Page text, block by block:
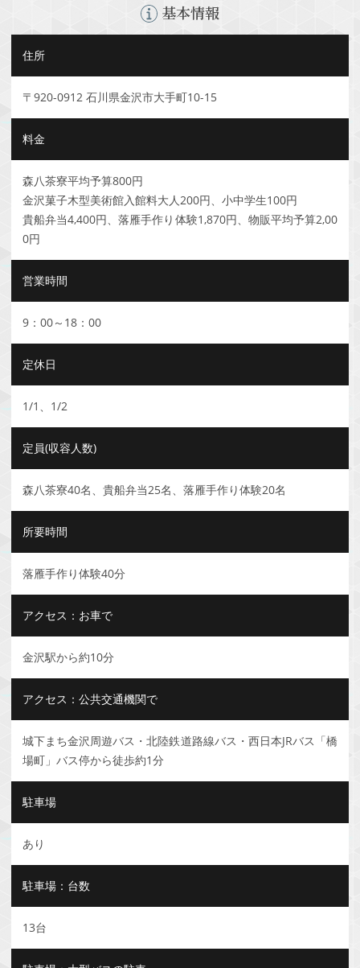
基本情報
住所
〒920-0912 石川県金沢市大手町10-15
料金
森八茶寮平均予算800円
金沢菓子木型美術館入館料大人200円、小中学生100円
貴船弁当4,400円、落雁手作り体験1,870円、物販平均予算2,00
0円
営業時間
9：00～18：00
定休日
1/1、1/2
定員(収容人数)
森八茶寮40名、貴船弁当25名、落雁手作り体験20名
所要時間
落雁手作り体験40分
アクセス：お車で
金沢駅から約10分
アクセス：公共交通機関で
城下まち金沢周遊バス・北陸鉄道路線バス・西日本JRバス「橋
場町」バス停から徒歩約1分
駐車場
あり
駐車場：台数
13台